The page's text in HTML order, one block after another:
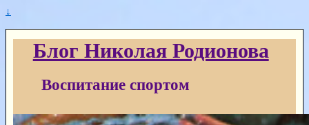
↓
Блог Николая Родионова
Воспитание спортом